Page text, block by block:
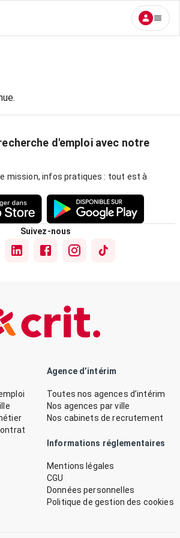
d'emploi avec notre
mission, infos pratiques : tout est à
Suivez-nous
Agence d’intérim
Toutes nos agences d’intérim
Nos agences par ville
Nos cabinets de recrutement
Informations réglementaires
Mentions légales
CGU
Données personnelles
Politique de gestion des cookies